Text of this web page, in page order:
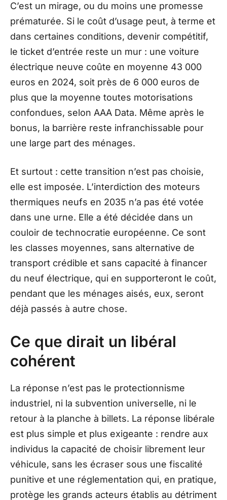
C’est un mirage, ou du moins une promesse
prématurée. Si le coût d’usage peut, à terme et
dans certaines conditions, devenir compétitif,
le ticket d’entrée reste un mur : une voiture
électrique neuve coûte en moyenne 43 000
euros en 2024, soit près de 6 000 euros de
plus que la moyenne toutes motorisations
confondues, selon AAA Data. Même après le
bonus, la barrière reste infranchissable pour
une large part des ménages.
Et surtout : cette transition n’est pas choisie,
elle est imposée. L’interdiction des moteurs
thermiques neufs en 2035 n’a pas été votée
dans une urne. Elle a été décidée dans un
couloir de technocratie européenne. Ce sont
les classes moyennes, sans alternative de
transport crédible et sans capacité à financer
du neuf électrique, qui en supporteront le coût,
pendant que les ménages aisés, eux, seront
déjà passés à autre chose.
Ce que dirait un libéral
cohérent
La réponse n’est pas le protectionnisme
industriel, ni la subvention universelle, ni le
retour à la planche à billets. La réponse libérale
est plus simple et plus exigeante : rendre aux
individus la capacité de choisir librement leur
véhicule, sans les écraser sous une fiscalité
punitive et une réglementation qui, en pratique,
protège les grands acteurs établis au détriment